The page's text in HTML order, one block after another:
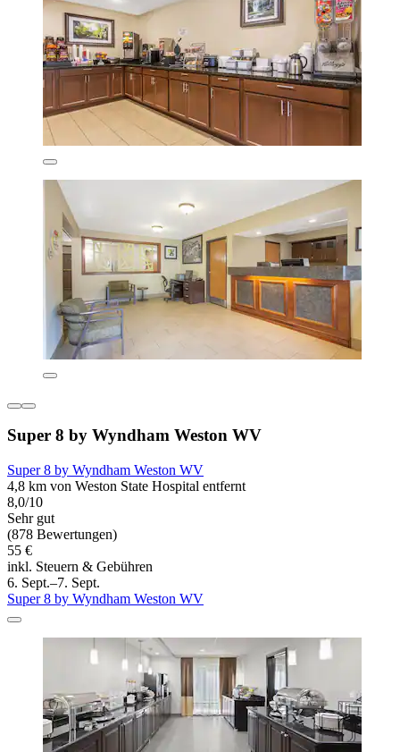
Super 8 by Wyndham Weston WV
Super 8 by Wyndham Weston WV
4,8 km von Weston State Hospital entfernt
8,0/10
Sehr gut
(878 Bewertungen)
55 €
inkl. Steuern & Gebühren
6. Sept.–7. Sept.
Super 8 by Wyndham Weston WV